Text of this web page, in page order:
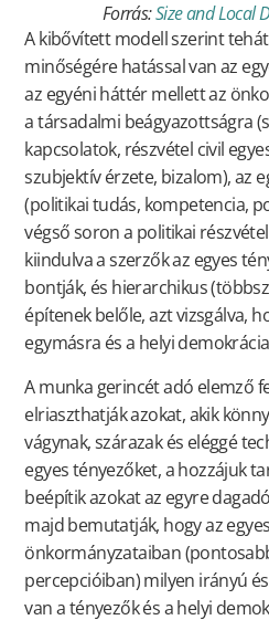
Forrás:Size and Local
A kibővített modell szerint
minőségére hatással van az
az egyéni háttér mellett az
a társadalmi beágyazottságra
kapcsolatok, részvétel civil
szubjektív érzete, bizalom), az
(politikai tudás, kompetencia,
végső soron a politikai
kiindulva a szerzők az egyes
bontják, és hierarchikus
építenek belőle, azt vizsgálva,
egymásra és a helyi
A munka gerincét adó elemző
elriaszthatják azokat, akik
vágynak, szárazak és eléggé
egyes tényezőket, a hozzájuk
beépítik azokat az egyre
majd bemutatják, hogy az
önkormányzataiban
percepcióiban) milyen irányú
van a tényezők és a helyi